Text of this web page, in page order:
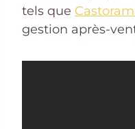
tels que
gestion après-